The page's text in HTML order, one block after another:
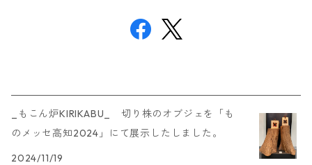
_もこん炉KIRIKABU_ 切り株のオブジェを「も
のメッセ高知2024」にて展示したしました。
2024/11/19